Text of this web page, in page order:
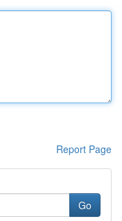
Report Page
Go